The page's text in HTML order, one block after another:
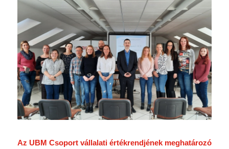
Az UBM Csoport vállalati értékrendjének meghatározó